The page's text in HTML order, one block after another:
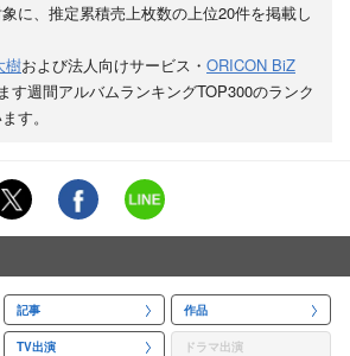
に、推定累積売上枚数の上位20件を掲載し
樹および法人向けサービス・ ORICON BiZ
す週間アルバムランキングTOP300のランク
す。
記事 作品
TV出演 ドラマ出演